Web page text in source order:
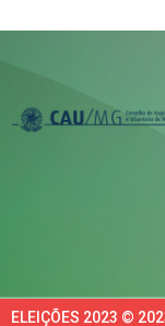
ELEIÇÕES 2023 ©